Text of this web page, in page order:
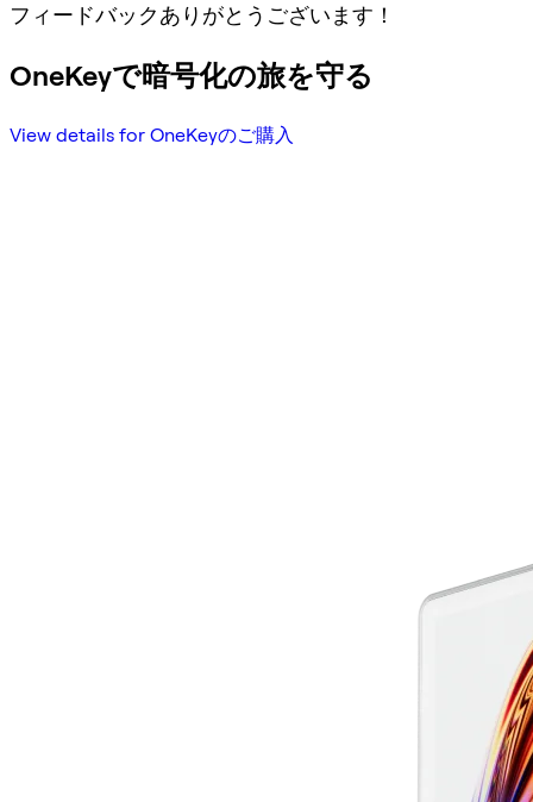
フィードバックありがとうございます！
OneKeyで暗号化の旅を守る
View details for OneKeyのご購入